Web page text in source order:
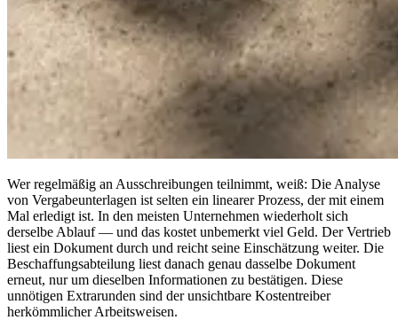
Wer regelmäßig an Ausschreibungen teilnimmt, weiß: Die Analyse
von Vergabeunterlagen ist selten ein linearer Prozess, der mit einem
Mal erledigt ist. In den meisten Unternehmen wiederholt sich
derselbe Ablauf — und das kostet unbemerkt viel Geld. Der Vertrieb
liest ein Dokument durch und reicht seine Einschätzung weiter. Die
Beschaffungsabteilung liest danach genau dasselbe Dokument
erneut, nur um dieselben Informationen zu bestätigen. Diese
unnötigen Extrarunden sind der unsichtbare Kostentreiber
herkömmlicher Arbeitsweisen.